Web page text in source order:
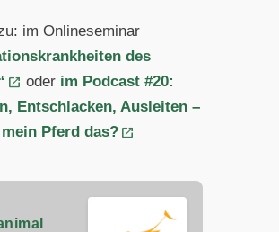
im Onlineseminar
des
oder im Podcast #20:
Entschlacken, Ausleiten –
Pferd das?